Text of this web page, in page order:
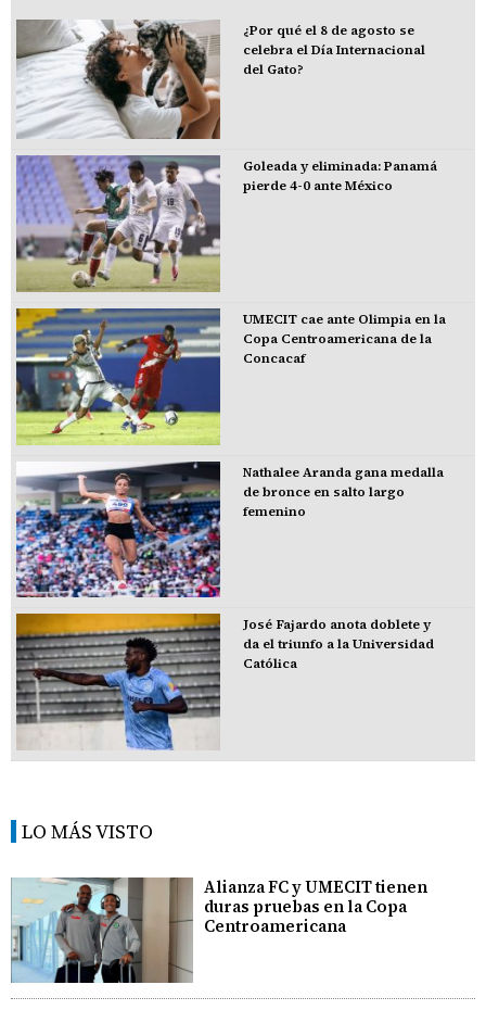
¿Por qué el 8 de agosto se
celebra el Día Internacional
del Gato?
Goleada y eliminada: Panamá
pierde 4-0 ante México
UMECIT cae ante Olimpia en la
Copa Centroamericana de la
Concacaf
Nathalee Aranda gana medalla
de bronce en salto largo
femenino
José Fajardo anota doblete y
da el triunfo a la Universidad
Católica
LO MÁS VISTO
Alianza FC y UMECIT tienen
duras pruebas en la Copa
Centroamericana